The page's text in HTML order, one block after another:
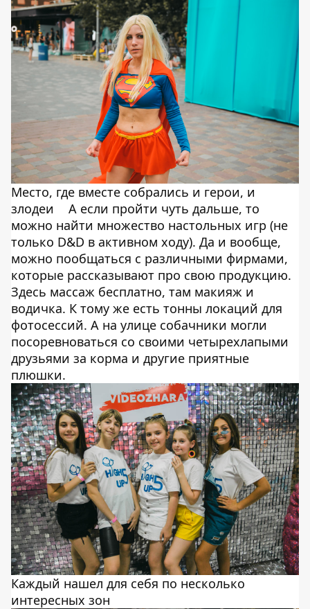
Место, где вместе собрались и герои, и
злодеи
А если пройти чуть дальше, то
можно найти множество настольных игр (не
только D&D в активном ходу). Да и вообще,
можно пообщаться с различными фирмами,
которые рассказывают про свою продукцию.
Здесь массаж бесплатно, там макияж и
водичка. К тому же есть тонны локаций для
фотосессий. А на улице собачники могли
посоревноваться со своими четырехлапыми
друзьями за корма и другие приятные
плюшки.
Каждый нашел для себя по несколько
интересных зон